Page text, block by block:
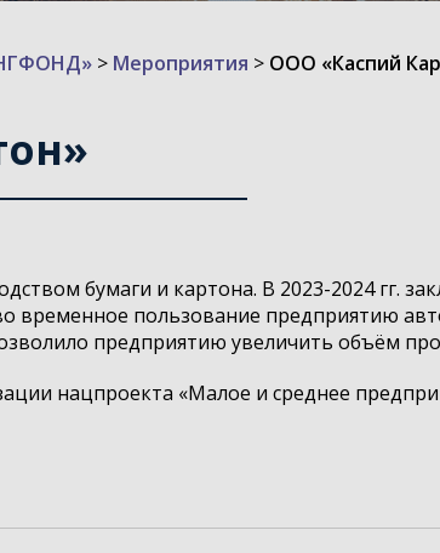
> Мероприятия > ООО «Каспий
бумаги и картона. В 2023-2024 гг.
временное пользование предприятию
предприятию увеличить объём
нацпроекта «Малое и среднее